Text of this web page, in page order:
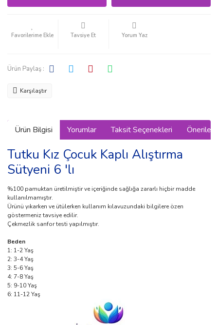
Tavsiye Et Yorum Yaz
Ürün Paylaş :
Karşılaştır
Ürün Bilgisi Yorumlar Taksit Seçenekleri
Tutku Kız Çocuk Kaplı Alıştırma
Sütyeni 6 'lı
%100 pamuktan üretilmiştir ve içeriğinde sağlığa zararlı hiçbir madde
kullanılmamıştır.
Ürünü yıkarken ve ütülerken kullanım kılavuzundaki bilgilere özen
göstermeniz tavsiye edilir.
Çekmezlik sanfor testi yapılmıştır.
Beden
1: 1-2 Yaş
2: 3-4 Yaş
3: 5-6 Yaş
4: 7-8 Yaş
5: 9-10 Yaş
6: 11-12 Yaş